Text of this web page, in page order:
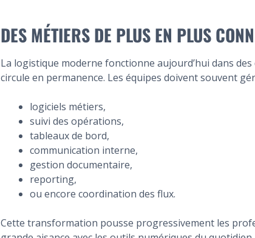
DES MÉTIERS DE PLUS EN PLUS
La logistique moderne fonctionne aujourd’hui dans
circule en permanence. Les équipes doivent souvent
logiciels métiers,
suivi des opérations,
tableaux de bord,
communication interne,
gestion documentaire,
reporting,
ou encore coordination des flux.
Cette transformation pousse progressivement les